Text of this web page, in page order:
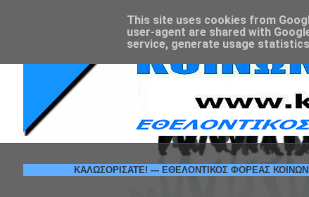
ΚΑΛΩΣΟΡΙΣΑΤΕ! --- ΕΘΕΛΟΝΤΙΚΟΣ ΦΟΡΕΑΣ
This site uses cookies from
user-agent are shared with
service, generate usage